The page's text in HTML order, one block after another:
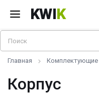
KWIK
Главная
Корпус